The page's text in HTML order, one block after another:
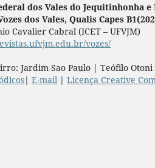
dos Vales do Jequitinhonha
dos Vales, Qualis Capes
Cavalier Cabral (ICET – UFVJM)
vozes/
Jardim Sao Paulo | Teófilo Otoni
| E-mail | Licença Creative